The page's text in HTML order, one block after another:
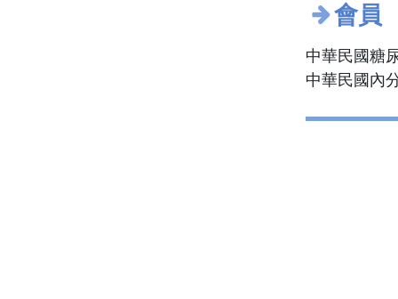
會員
中華民國糖
中華民國內